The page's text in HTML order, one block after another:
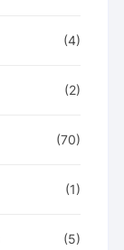
(4)
(2)
(70)
(1)
(5)